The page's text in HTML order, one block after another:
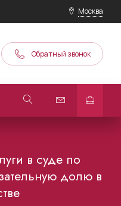
Москва
Обратный звонок
в суде по
долю в